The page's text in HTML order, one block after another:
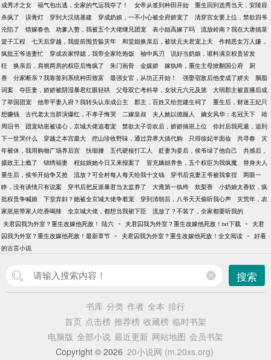
成秀才之女
福气包出逃，全家的气运我夺了！ 女帝从签到种田开始
重生回到选秀当天，安陵容
杀疯了
误青灯 穿到大汉搞基建 穿成奶娘，一不小心被全府娇宠了
清穿宫女要上位，禁欲四爷
沦陷了
错嫁春色 劝爹入赘，我被五个大佬继兄团宠 表小姐高嫁了吗
流放岭南？我在大唐搞菜
篮子工程
七天后穿越，我提前囤货躲灾年 和堂姐换亲后，被状元夫君宠上天
作精恶女万人嫌，
疯批王爷追妻忙
穿成农家悍媳，我带全家吃饱饭 袖中凤刃
说好当奶娘，谁料满京权贵皆发
狂
换亲后，肩祧两房的权臣后悔疯了 朱门画骨 金媒娇 嫁纨绔，重生主母掀翻国公府
厨
香
分家断亲？我靠签到系统种田致富 最强女官，从坊正开始！ 强娶宿敌后他变成了娇夫
胭脂
词案
夺臣妻，娇娇被阴湿暴君红眼轻哄 父母双亡考科举，女状元六元及第
大明郡主被直播后成
了举国团宠
他带平妻入府？我转头认亲成公主 郡主，百姓又给您建生祠了
重生后，财迷王妃只
想赚钱
古代老太当群演爆红，不孝子悔哭 二嫁皇叔 夫人她以德服人 嫡女风华：名冠天下
靖
周旧书
团宠幼崽被读心，京城大佬追着宠 禁欲太子尝欢后，娇娇揣崽上位
你封后我死遁，追到
下一世哭什么
穿越之本宫最大 挖山珍收野味，通过异界大搞代购 只得徐妃半面妆 共寻春
灾
年被休，我用购物广场养后宫
扶细腰 五代硬核打工人 贬妻为妾后，侯爷绿了他自己
共感后，
摄政王上瘾了
锦绣福妻 程姑娘她今日又来报案了 冒充嫡姐养鱼，五个权臣为我疯魔
替身夫人
重生后，侯爷开始争又抢
流放？可全村每人每天给我十文钱 穿书后克妻王爷被我拿捏
两眼一
睁，没有谈情只有说案
穿书后把反派暴君当太监养了 大雍第一纨绔 炊梨香
小奶娘太香软，疯
批权贵争喊娘
下堂弃妇？她被全京城大佬争着宠 穿到清朝后，八爷天天偷听我心声
灾荒年，农
家崽崽带家人吃香喝辣
全京城大佬，都想当我裙下臣
流放了？不装了，全家都要听我的
夫君囚我为外室？重生改嫁他死敌！ 陆六 - 夫君囚我为外室？重生改嫁他死敌！txt下载 - 夫君
囚我为外室？重生改嫁他死敌！最新章节 - 夫君囚我为外室？重生改嫁他死敌！全文阅读 - 好看
的古言小说
搜索
书库 分类 作者 全本 排行
首页 点击榜 推荐榜 收藏榜 临时书架
电脑版 全部小说 最近更新 网站地图 会员书架
Copyright © 2026 20小说网 (m.20xs.org)